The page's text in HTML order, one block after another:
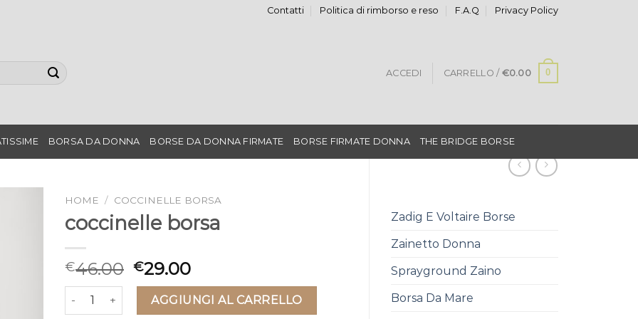
Contatti Politica di rimborso e reso F.A.Q Privacy Policy
ACCEDI CARRELLO / €0.00 0
BORSA DA DONNA BORSE DA DONNA FIRMATE BORSE FIRMATE DONNA THE BRIDGE BORSE
Zadig E Voltaire Borse
Zainetto Donna
Sprayground Zaino
Borsa Da Mare
HOME / COCCINELLE BORSA
coccinelle borsa
€46.00 €29.00
coccinelle borsa quantitàAGGIUNGI AL CARRELLO